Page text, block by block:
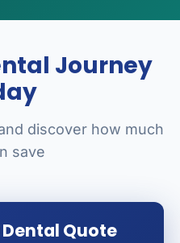
Journey
discover how much
save
Dental Quote